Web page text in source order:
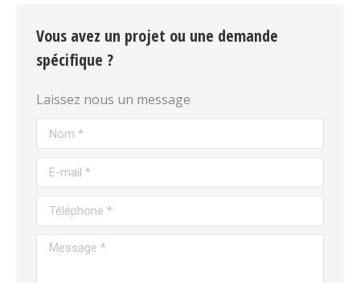
Vous avez un projet ou une demande
spécifique ?
Laissez nous un message
Nom *
E-mail *
Téléphone *
Message *